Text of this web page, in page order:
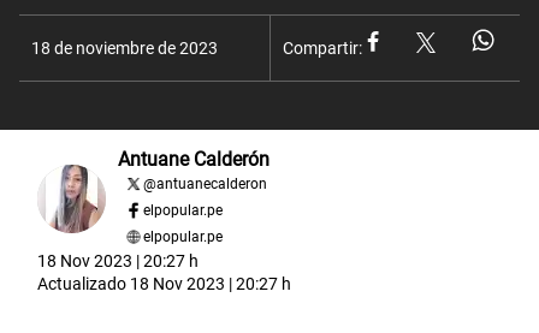
18 de noviembre de 2023 Compartir:
Antuane Calderón
@antuanecalderon
elpopular.pe
elpopular.pe
18 Nov 2023 | 20:27 h
Actualizado 18 Nov 2023 | 20:27 h